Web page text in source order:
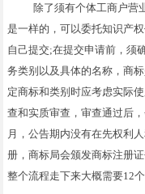
除了须有个体工商户营
是一样的，可以委托知识产
自己提交;在提交申请前，须
务类别以及具体的名称，商
定商标和类别时应考虑实际
查和实质审查，审查通过后
月，公告期内没有在先权利
册，商标局会颁发商标注册
整个流程走下来大概需要12个